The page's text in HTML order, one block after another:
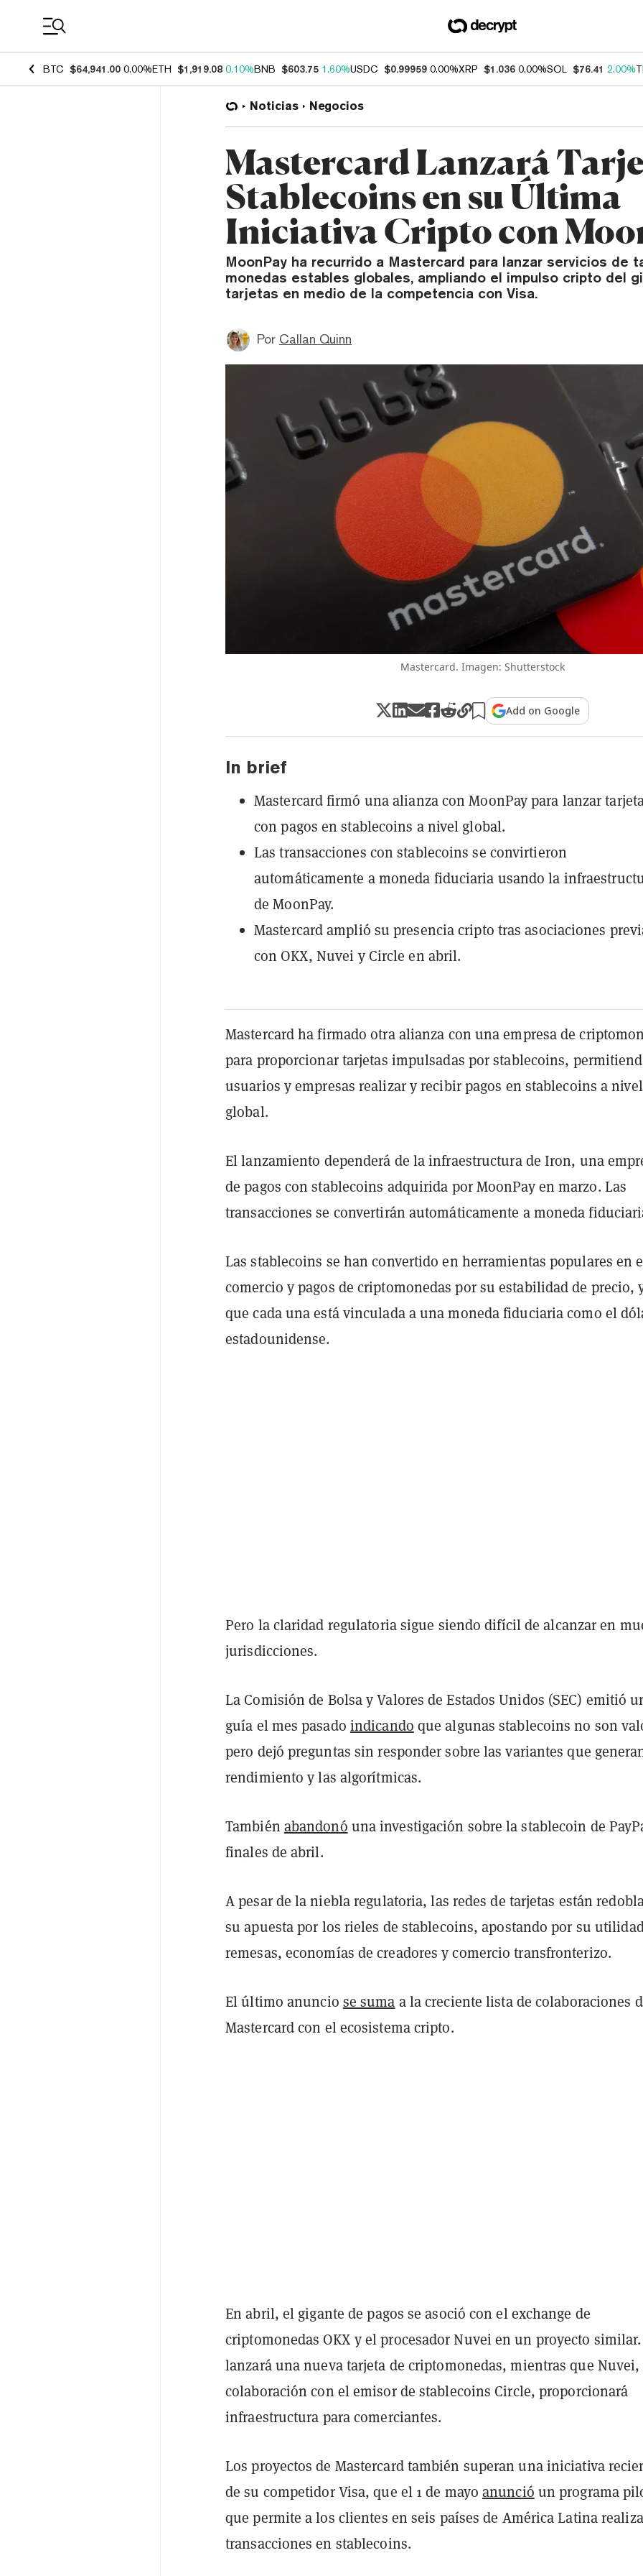
BTC $64,941.00 0.00%ETH $1,919.08 0.10%BNB $603.75 1.60%USDC $0.99959 0.00%XRP $1.036 0.00%SOL $76.41 2.00%
Noticias Negocios
Mastercard Lanzará
Stablecoins en su Última
Iniciativa Cripto con
MoonPay ha recurrido a Mastercard para lanzar servicios de
monedas estables globales, ampliando el impulso cripto del
tarjetas en medio de la competencia con Visa.
Por Callan Quinn
Mastercard. Imagen: Shutterstock
Add on Google
In brief
Mastercard firmó una alianza con MoonPay para lanzar
con pagos en stablecoins a nivel global.
Las transacciones con stablecoins se convirtieron
automáticamente a moneda fiduciaria usando la
de MoonPay.
Mastercard amplió su presencia cripto tras asociaciones
con OKX, Nuvei y Circle en abril.
Mastercard ha firmado otra alianza con una empresa de
para proporcionar tarjetas impulsadas por stablecoins,
usuarios y empresas realizar y recibir pagos en stablecoins a nivel
global.
El lanzamiento dependerá de la infraestructura de Iron, una
de pagos con stablecoins adquirida por MoonPay en marzo. Las
transacciones se convertirán automáticamente a moneda
Las stablecoins se han convertido en herramientas populares en
comercio y pagos de criptomonedas por su estabilidad de precio,
que cada una está vinculada a una moneda fiduciaria como el
estadounidense.
Pero la claridad regulatoria sigue siendo difícil de alcanzar en
jurisdicciones.
La Comisión de Bolsa y Valores de Estados Unidos (SEC) emitió
guía el mes pasado indicando que algunas stablecoins no son
pero dejó preguntas sin responder sobre las variantes que
rendimiento y las algorítmicas.
También abandonó una investigación sobre la stablecoin de
finales de abril.
A pesar de la niebla regulatoria, las redes de tarjetas están
su apuesta por los rieles de stablecoins, apostando por su
remesas, economías de creadores y comercio transfronterizo.
El último anuncio se suma a la creciente lista de colaboraciones
Mastercard con el ecosistema cripto.
En abril, el gigante de pagos se asoció con el exchange de
criptomonedas OKX y el procesador Nuvei en un proyecto similar.
lanzará una nueva tarjeta de criptomonedas, mientras que Nuvei,
colaboración con el emisor de stablecoins Circle, proporcionará
infraestructura para comerciantes.
Los proyectos de Mastercard también superan una iniciativa
de su competidor Visa, que el 1 de mayoanunció un programa
que permite a los clientes en seis países de América Latina
transacciones en stablecoins.